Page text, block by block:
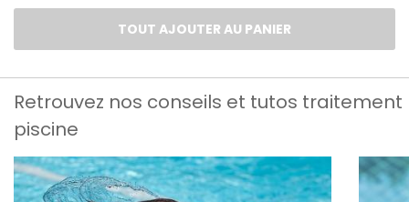
TOUT AJOUTER AU PANIER
Retrouvez nos conseils et tutos traitement
piscine